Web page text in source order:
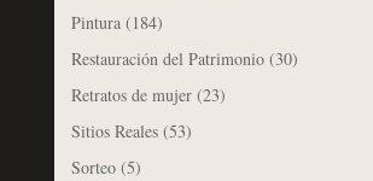
Pintura(184)
Restauración del Patrimonio(30)
Retratos de mujer(23)
Sitios Reales(53)
Sorteo(5)